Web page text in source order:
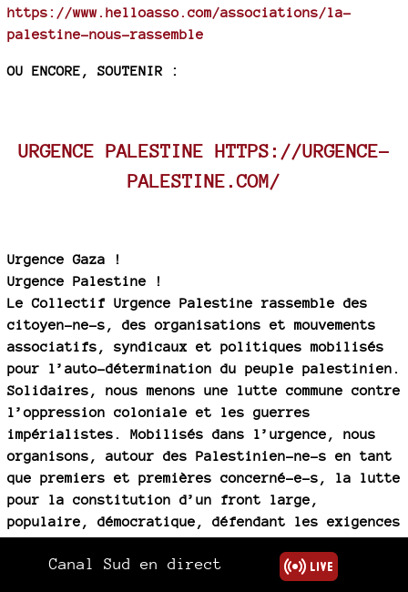
https://www.helloasso.com/associations/la-
palestine-nous-rassemble
OU ENCORE, SOUTENIR :
URGENCE PALESTINE HTTPS://URGENCE-
PALESTINE.COM/
Urgence Gaza !
Urgence Palestine !
Le Collectif Urgence Palestine rassemble des
citoyen-ne-s, des organisations et mouvements
associatifs, syndicaux et politiques mobilisés
pour l’auto-détermination du peuple palestinien.
Solidaires, nous menons une lutte commune contre
l’oppression coloniale et les guerres
impérialistes. Mobilisés dans l’urgence, nous
organisons, autour des Palestinien-ne-s en tant
que premiers et premières concerné-e-s, la lutte
pour la constitution d’un front large,
populaire, démocratique, défendant les exigences
• Stop au génocide : cessez-le-feu et fin du
Canal Sud en direct